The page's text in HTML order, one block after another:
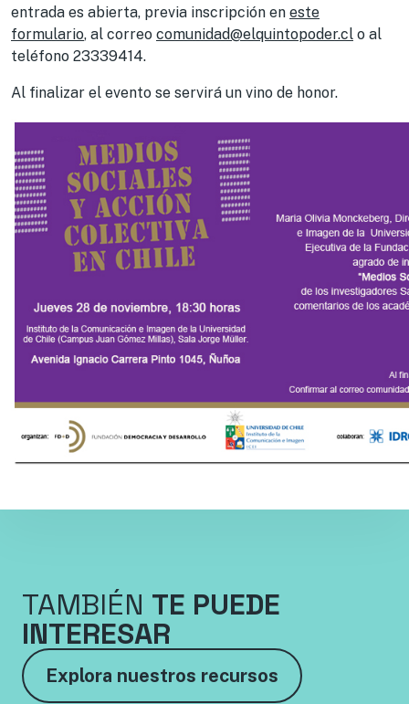
entrada es abierta, previa inscripción en este
formulario, al correo comunidad@elquintopoder.cl o al
teléfono 23339414.
Al finalizar el evento se servirá un vino de honor.
TAMBIÉN TE PUEDE
INTERESAR
Explora nuestros recursos